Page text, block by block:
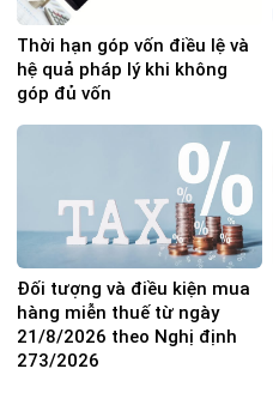
Thời hạn góp vốn điều lệ và
hệ quả pháp lý khi không
góp đủ vốn
Đối tượng và điều kiện mua
hàng miễn thuế từ ngày
21/8/2026 theo Nghị định
273/2026